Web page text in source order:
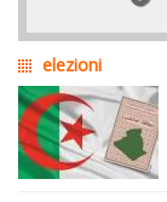
elezioni